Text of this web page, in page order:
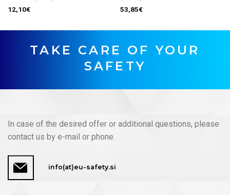
12,10€ 53,85€
TAKE CARE OF YOUR
SAFETY
In case of the desired offer or additional questions, please
contact us by e-mail or phone.
info(at)eu-safety.si